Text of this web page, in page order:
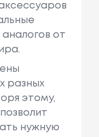
от
разных
этому,
нужную